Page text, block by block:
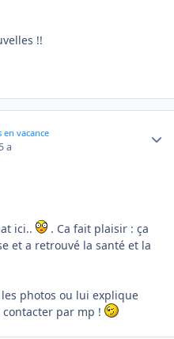
!!
en vacance
a
ici..
. Ca fait plaisir : ça
et a retrouvé la santé et la
photos ou lui explique
par mp !